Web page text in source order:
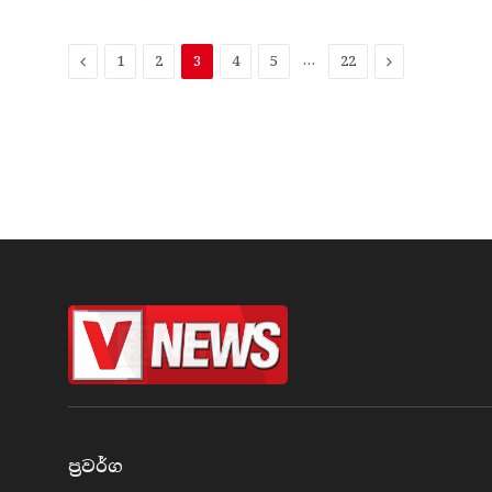
පෙ​
1 2 3 4 5 … 22
ඊළ​
ප්‍රවර්​ග